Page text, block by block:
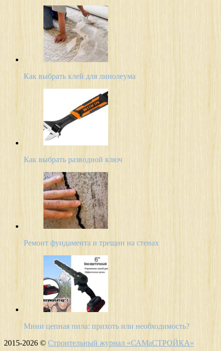
Как выбрать клей для линолеума
Как выбрать разводной ключ
Ремонт фундамента и трещин на стенах
Мини цепная пила: прихоть или необходимость?
2015-2026 © Строительный журнал «САМаСТРОЙКА»